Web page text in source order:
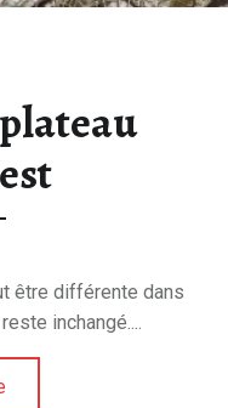
être différente dans
inchangé....